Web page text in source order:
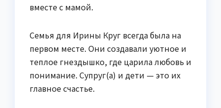
вместе с мамой.
Семья для Ирины Круг всегда была на
первом месте. Они создавали уютное и
теплое гнездышко, где царила любовь и
понимание. Супруг(а) и дети — это их
главное счастье.